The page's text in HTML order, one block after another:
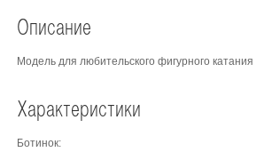
Описание
Модель для любительского фигурного катания
Характеристики
Ботинок: